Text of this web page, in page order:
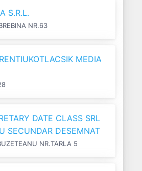
S.R.L.
NR.63
MEDIA
DATE CLASS SRL
SECUNDAR DESEMNAT
NR.TARLA 5